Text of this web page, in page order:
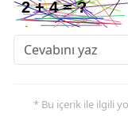
* Bu içerik ile ilgili